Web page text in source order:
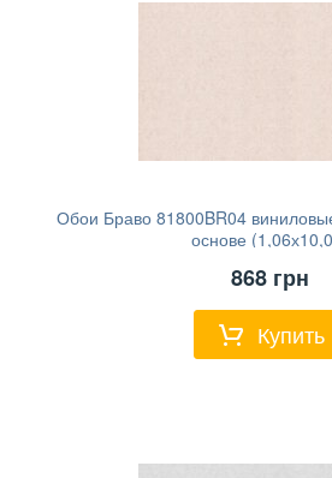
Обои Браво 81800BR04
основе
868грн
Купить